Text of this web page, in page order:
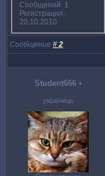
Сообщений: 1
Регистрация:
20.10.2010
Сообщение # 2
Student666 •
українець